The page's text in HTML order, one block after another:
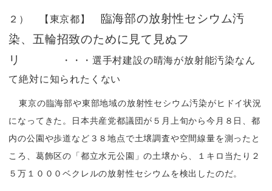
２） 【東京都】
臨海部の放射性セシウム汚
染、五輪招致のために見て見ぬフ
リ
・・・選手村建設の晴海が放射能汚染なん
て絶対に知られたくない
東京の臨海部や東部地域の放射性セシウム汚染がヒドイ状況
になってきた。日本共産党都議団が５月上旬から今月８日、都
内の公園や歩道など３８地点で土壌調査や空間線量を測ったと
ころ、葛飾区の「都立水元公園」の土壌から、１キロ当たり２
５万１０００ベクレルの放射性セシウムを検出したのだ。